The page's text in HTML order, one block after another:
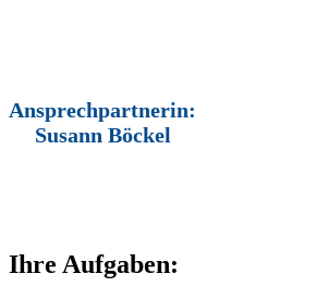
Ansprechpartnerin:
Susann Böckel
Ihre Aufgaben: